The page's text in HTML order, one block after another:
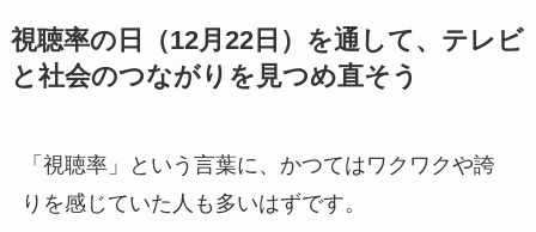
視聴率の日（12月22日）を通して、テレビ
と社会のつながりを見つめ直そう
「視聴率」という言葉に、かつてはワクワクや誇
りを感じていた人も多いはずです。